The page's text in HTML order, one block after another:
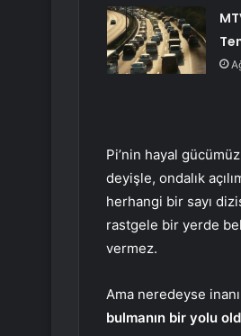
Pi’nin hayal
deyişle, ondalık
herhangi bir sayı
rastgele bir yerde
vermez.
Ama neredeyse
bulmanın bir yolu